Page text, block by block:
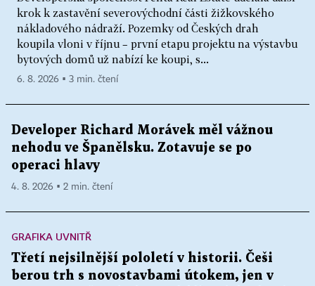
krok k zastavění severovýchodní části žižkovského
nákladového nádraží. Pozemky od Českých drah
koupila vloni v říjnu – první etapu projektu na výstavbu
bytových domů už nabízí ke koupi, s...
6. 8. 2026 ▪ 3 min. čtení
Developer Richard Morávek měl vážnou
nehodu ve Španělsku. Zotavuje se po
operaci hlavy
4. 8. 2026 ▪ 2 min. čtení
GRAFIKA UVNITŘ
Třetí nejsilnější pololetí v historii. Češi
berou trh s novostavbami útokem, jen v